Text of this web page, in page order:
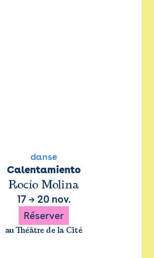
danse
Calentamiento
Rocío Molina
17→ 20 nov.
Réserver
au Théâtre de la Cité